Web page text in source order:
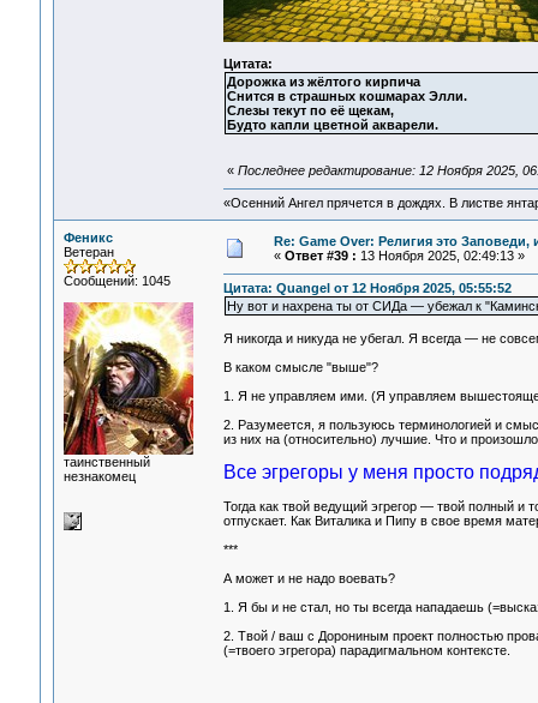
Цитата:
Дорожка из жёлтого кирпича
Снится в страшных кошмарах Элли.
Слезы текут по её щекам,
Будто капли цветной акварели.
« Последнее редактирование: 12 Ноября 2025,
«Осенний Ангел прячется в дождях. В листве
Феникс
Ветеран
Сообщений: 1045
таинственный
незнакомец
Re: Game Over: Религия это Заповеди,
« Ответ #39 : 13 Ноября 2025, 02:49:13 »
Цитата: Quangel от 12 Ноября 2025, 05:55:52
Ну вот и нахрена ты от СИДа — убежал к
Я никогда и никуда не убегал. Я всегда — не
В каком смысле "выше"?
1. Я не управляем ими. (Я управляем
2. Разумеется, я пользуюсь терминологией и
из них на (относительно) лучшие. Что и
Все эгрегоры у меня просто
Тогда как твой ведущий эгрегор — твой полный
отпускает. Как Виталика и Пипу в свое время
***
А может и не надо воевать?
1. Я бы и не стал, но ты всегда нападаешь
2. Твой / ваш с Дорониным проект полностью
(=твоего эгрегора) парадигмальном контексте.